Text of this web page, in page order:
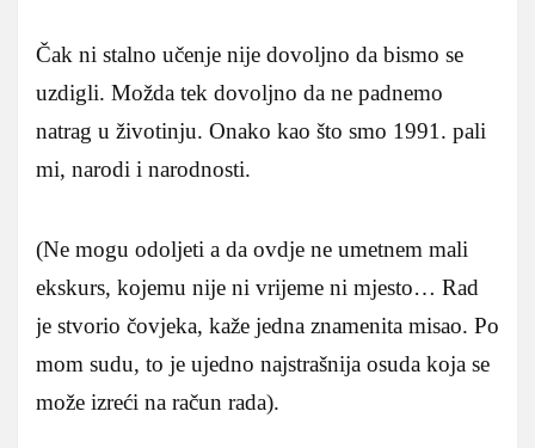
Čak ni stalno učenje nije dovoljno da bismo se
uzdigli. Možda tek dovoljno da ne padnemo
natrag u životinju. Onako kao što smo 1991. pali
mi, narodi i narodnosti.
(Ne mogu odoljeti a da ovdje ne umetnem mali
ekskurs, kojemu nije ni vrijeme ni mjesto… Rad
je stvorio čovjeka, kaže jedna znamenita misao. Po
mom sudu, to je ujedno najstrašnija osuda koja se
može izreći na račun rada).